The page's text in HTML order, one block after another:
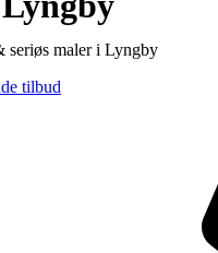
seriøs maler i Lyngby
tilbud